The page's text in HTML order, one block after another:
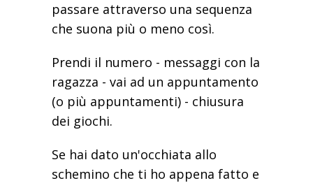
passare attraverso una sequenza
che suona più o meno così.
Prendi il numero - messaggi con la
ragazza - vai ad un appuntamento
(o più appuntamenti) - chiusura
dei giochi.
Se hai dato un'occhiata allo
schemino che ti ho appena fatto e